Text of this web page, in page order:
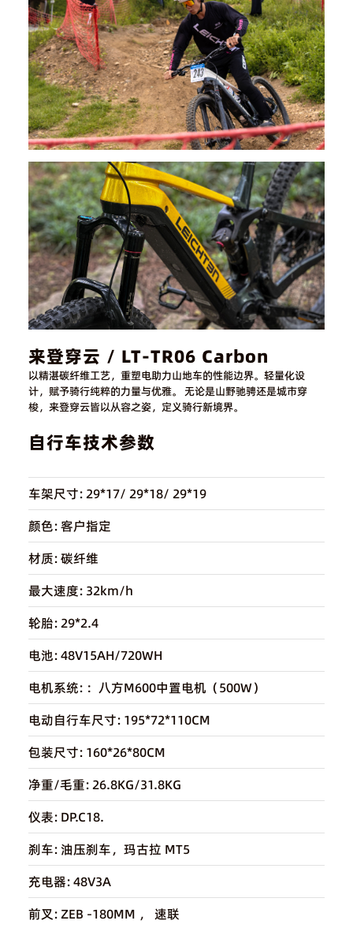
来登穿云 / LT-TR06 Carbon
以精湛碳纤维工艺，重塑电助力山地车的性能边界。轻量化设
计，赋予骑行纯粹的力量与优雅。 无论是山野驰骋还是城市穿
梭，来登穿云皆以从容之姿，定义骑行新境界。
自行车技术参数
车架尺寸:29*17/ 29*18/ 29*19
颜色:客户指定
材质:碳纤维
最大速度: 32km/h
轮胎:29*2.4
电池:48V15AH/720WH
电机系统: ：八方M600中置电机（500W）
电动自行车尺寸: 195*72*110CM
包装尺寸: 160*26*80CM
净重/毛重:26.8KG/31.8KG
仪表: DP.C18.
刹车:油压刹车，玛古拉 MT5
充电器:48V3A
前叉:ZEB -180MM ， 速联